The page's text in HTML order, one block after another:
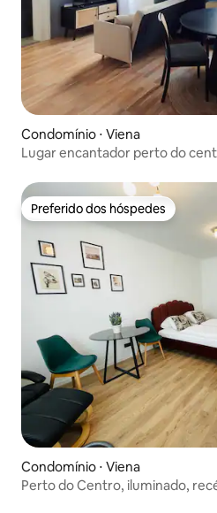
Condomínio ⋅ Viena
Lugar encantador perto do
Preferido dos hóspedes
Preferido dos hóspedes
Condomínio ⋅ Viena
Perto do Centro, iluminado,